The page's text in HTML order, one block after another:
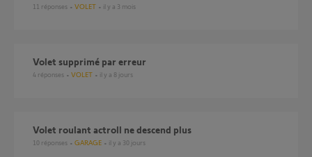
11 réponses VOLET il y a 3 mois
volet supprimé par erreur
4 réponses VOLET il y a 8 jours
Volet roulant actroll ne descend plus
10 réponses GARAGE il y a 30 jours